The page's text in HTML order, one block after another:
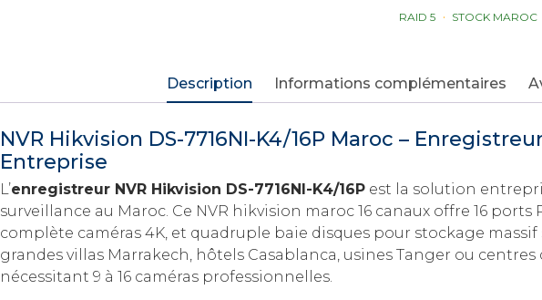
RAID 5
STOCK MAROC
Description Informations complémentaires
NVR Hikvision DS-7716NI-K4/16P Maroc –
Entreprise
L’enregistreur NVR Hikvision DS-7716NI-K4/16P est la solution
surveillance au Maroc. Ce NVR hikvision maroc 16 canaux offre 16
complète caméras 4K, et quadruple baie disques pour stockage massif
grandes villas Marrakech, hôtels Casablanca, usines Tanger ou
nécessitant 9 à 16 caméras professionnelles.